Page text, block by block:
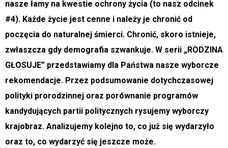
nasze łamy na kwestie ochrony życia (to nasz odcinek
#4). Każde życie jest cenne i należy je chronić od
poczęcia do naturalnej śmierci. Chronić, skoro istnieje,
zwłaszcza gdy demografia szwankuje. W serii „RODZINA
GŁOSUJE” przedstawiamy dla Państwa nasze wyborcze
rekomendacje. Przez podsumowanie dotychczasowej
polityki prorodzinnej oraz porównanie programów
kandydujących partii politycznych rysujemy wyborczy
krajobraz. Analizujemy kolejno to, co już się wydarzyło
oraz to, co wydarzyć się jeszcze może.